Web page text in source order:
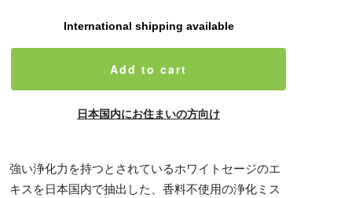
International shipping available
Add to cart
日本国内にお住まいの方向け
強い浄化力を持つとされているホワイトセージのエ
キスを日本国内で抽出した、香料不使用の浄化ミス